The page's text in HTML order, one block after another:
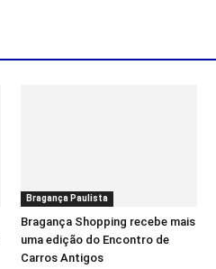
Bragança Paulista
Bragança Shopping recebe mais
uma edição do Encontro de
Carros Antigos